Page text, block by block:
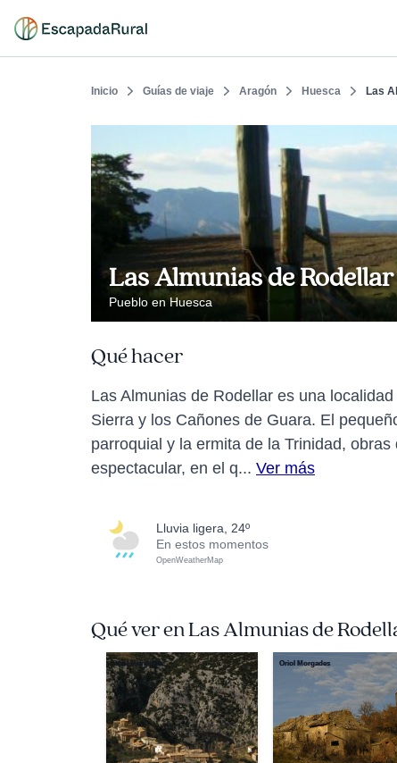
Inicio Guías de viaje Aragón Huesca Las
Las Almunias de Rodellar
Pueblo en Huesca
Qué hacer
Las Almunias de Rodellar es una
Sierra y los Cañones de Guara. El
parroquial y la ermita de la Trinidad,
espectacular, en el q... Ver más
lluvia ligera, 24º
En estos momentos
OpenWeatherMap
Qué ver en Las Almunias de
Oriol Morgades Oriol Morgades